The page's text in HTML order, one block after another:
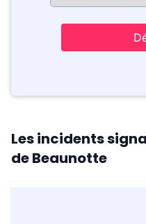
Les incidents
de Beaunotte